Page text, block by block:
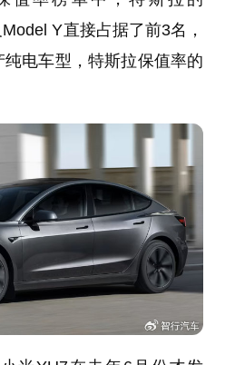
Y直接占据了前3名，
电车型，特斯拉保值率的